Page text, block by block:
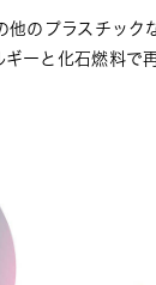
のプラスチック
ーと化石燃料